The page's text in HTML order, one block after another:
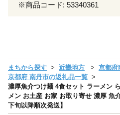
※商品コード: 53340361
まちから探す 近畿地方
京都府
京都府 南丹市の返礼品一覧
濃厚魚介つけ麺 4食セット ラーメン
メン お土産 お家 お取り寄せ 濃厚 魚
下旬以降順次発送】